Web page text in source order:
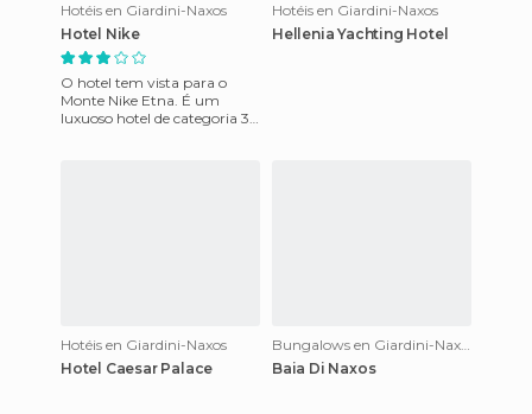
Hotéis en Giardini-Naxos
Hotel Nike
O hotel tem vista para o
Monte Nike Etna. É um
luxuoso hotel de categoria 3
Hotéis en Giardini-Naxos
Hellenia Yachting Hotel
Hotéis en Giardini-Naxos
Hotel Caesar Palace
Baia Di Naxos